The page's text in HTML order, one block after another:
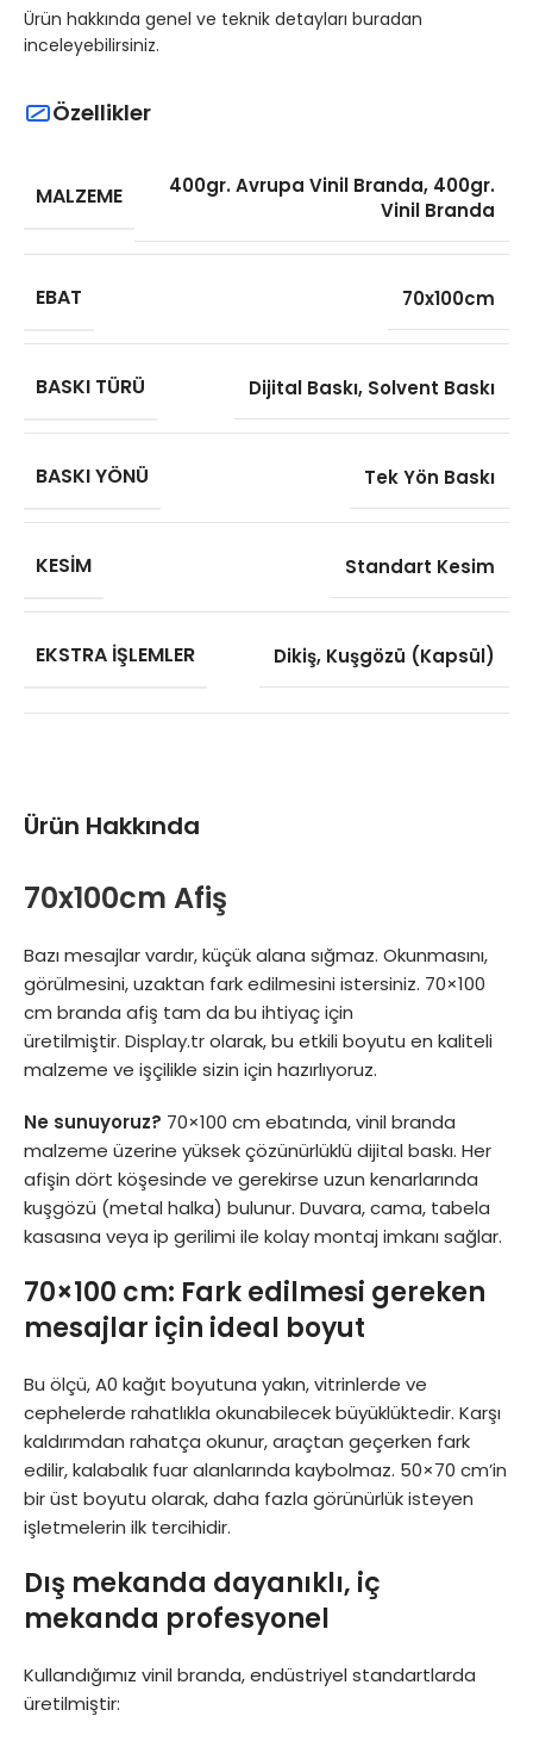
Ürün Hakkında
70x100cm Afiş
Bazı mesajlar vardır, küçük alana sığmaz. Okunmasını,
görülmesini, uzaktan fark edilmesini istersiniz. 70×100
cm branda afiş tam da bu ihtiyaç için
üretilmiştir. Display.trolarak, bu etkili boyutu en kaliteli
malzeme ve işçilikle sizin için hazırlıyoruz.
Ne sunuyoruz? 70×100 cm ebatında, vinil branda
malzeme üzerine yüksek çözünürlüklü dijital baskı. Her
afişin dört köşesinde ve gerekirse uzun kenarlarında
kuşgözü (metal halka) bulunur. Duvara, cama, tabela
kasasına veya ip gerilimi ile kolay montaj imkanı sağlar.
70×100 cm: Fark edilmesi gereken
mesajlar için ideal boyut
Bu ölçü, A0 kağıt boyutuna yakın, vitrinlerde ve
cephelerde rahatlıkla okunabilecek büyüklüktedir. Karşı
kaldırımdan rahatça okunur, araçtan geçerken fark
edilir, kalabalık fuar alanlarında kaybolmaz. 50×70 cm’in
bir üst boyutu olarak, daha fazla görünürlük isteyen
işletmelerin ilk tercihidir.
Dış mekanda dayanıklı, iç
mekanda profesyonel
Kullandığımız vinil branda, endüstriyel standartlarda
üretilmiştir:
Ürün hakkında genel ve teknik detayları buradan
inceleyebilirsiniz.
Özellikler
MALZEME 400gr. Avrupa Vinil Branda, 400gr.
Vinil Branda
EBAT 70x100cm
BASKI TÜRÜ Dijital Baskı, Solvent Baskı
BASKI YÖNÜ Tek Yön Baskı
KESIM Standart Kesim
EKSTRA İŞLEMLER Dikiş, Kuşgözü (Kapsül)